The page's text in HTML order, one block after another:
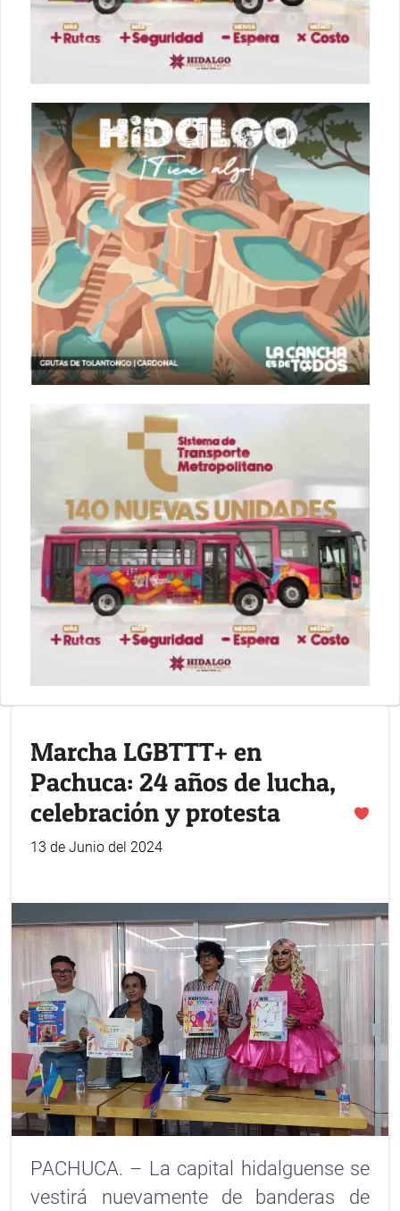
Marcha LGBTTT+ en
Pachuca: 24 años de lucha,
celebración y protesta
13 de Junio del 2024
PACHUCA. – La capital hidalguense se
vestirá nuevamente de banderas de